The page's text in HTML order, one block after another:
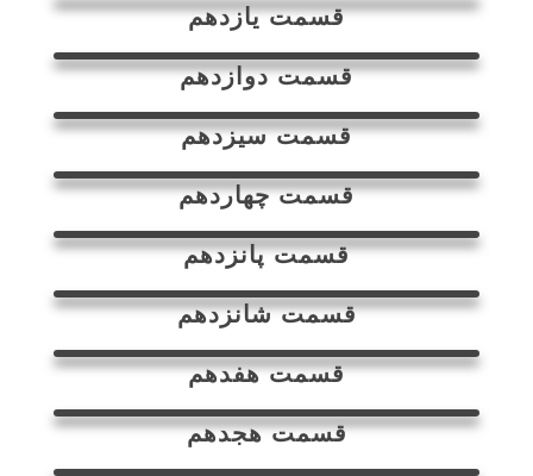
قسمت یازدهم
قسمت دوازدهم
قسمت سیزدهم
قسمت چهاردهم
قسمت پانزدهم
قسمت شانزدهم
قسمت هفدهم
قسمت هجدهم